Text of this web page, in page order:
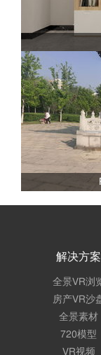
解决方案
全景VR浏
房产VR沙
全景素材
720模型
VR视频